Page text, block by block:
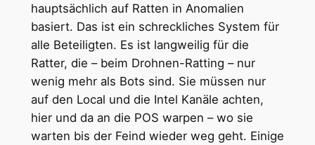
hauptsächlich auf Ratten in Anomalien
basiert. Das ist ein schreckliches System für
alle Beteiligten. Es ist langweilig für die
Ratter, die – beim Drohnen-Ratting – nur
wenig mehr als Bots sind. Sie müssen nur
auf den Local und die Intel Kanäle achten,
hier und da an die POS warpen – wo sie
warten bis der Feind wieder weg geht. Einige